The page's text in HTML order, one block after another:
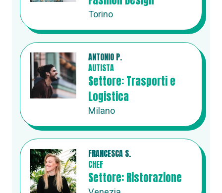
Torino
ANTONIO P.
AUTISTA
Settore: Trasporti e
Logistica
Milano
FRANCESCA S.
CHEF
Settore: Ristorazione